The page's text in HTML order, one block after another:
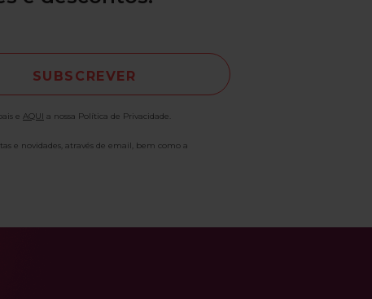
e AQUI a nossa Política de Privacidade.
e novidades, através de email, bem como a